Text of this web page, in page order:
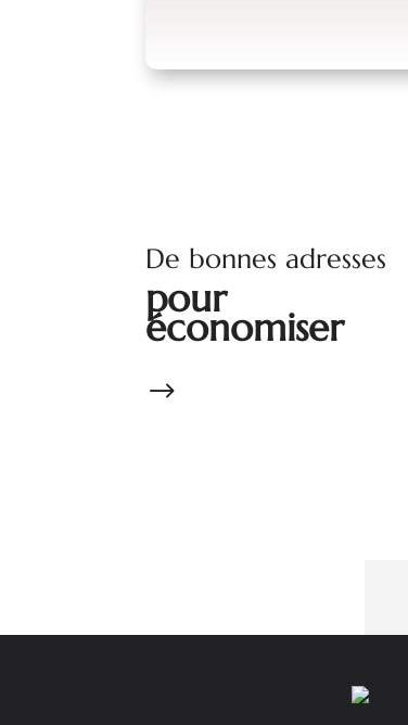
De bonnes adresses
pour
économiser
$